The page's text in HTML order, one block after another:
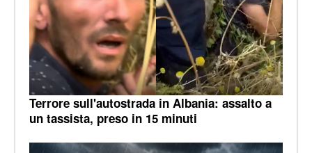
Terrore sull'autostrada in Albania: assalto a
un tassista, preso in 15 minuti